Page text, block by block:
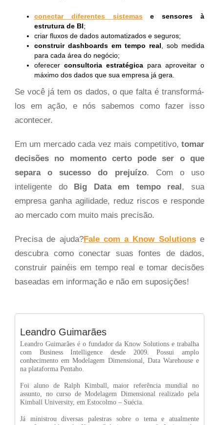
conectar diferentes sistemase sensores à
estrutura de BI;
criar fluxos de dados automatizados e seguros;
construir dashboards em tempo real, sob medida
para cada área do negócio;
oferecer consultoria estratégica para aproveitar o
máximo dos dados que sua empresa já gera.
Se você já tem os dados, o que falta é transformá-
los em ação, e nós sabemos como fazer isso
acontecer.
Em um mercado cada vez mais competitivo, tomar
decisões no momento certo pode ser o que
separa o sucesso do prejuízo. Com o uso
inteligente do
Big Data em tempo real , sua
empresa ganha agilidade, reduz riscos e responde
ao mercado com muito mais precisão.
Precisa de ajuda?Fale com a Know Solutionse
descubra como conectar suas fontes de dados,
construir painéis em tempo real e tomar decisões
baseadas em informação e não em suposições!
Leandro Guimarães
Leandro Guimarães é o fundador da Know Solutions e trabalha
com Business Intelligence desde 2009. Possui amplo
conhecimento em Modelagem Dimensional, Data Warehouse e
na plataforma Pentaho.
Foi aluno de Ralph Kimball, maior referência mundial no
assunto, no curso de Modelagem Dimensional realizado pela
Kimball University, em Estocolmo – Suécia.
Já ministrou diversas palestras sobre o tema e atualmente